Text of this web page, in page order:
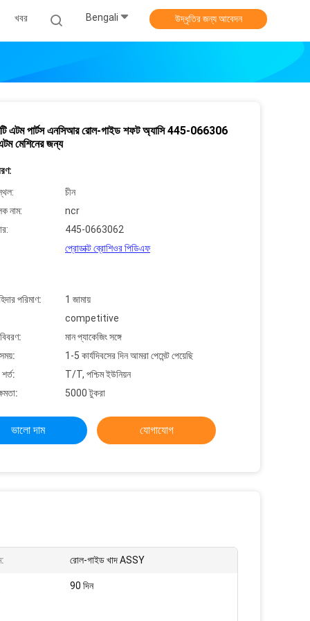
খবর Bengali উদ্ধৃতির জন্য আবেদন
এটম পার্টস এনসিআর রোল-গাইড শফট অ্যাসি 445-066306
মেশিনের জন্য
চীন
নাম:
ncr
445-0663062
প্রোডাক্ট ব্রোশিওর পিডিএফ
পরিমাণ:
1 জামায়
competitive
মান প্যাকেজিং সঙ্গে
1-5 কার্যদিবসের দিন আমরা পেমেন্ট পেয়েছি
T/T, পশ্চিম ইউনিয়ন
5000 টুকরা
ভালো দাম যোগাযোগ
রোল-গাইড খাদ ASSY
90 দিন